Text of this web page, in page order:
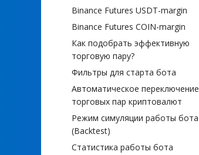
Binance Futures USDT-margin
Binance Futures COIN-margin
Как подобрать эффективную
торговую пару?
Фильтры для старта бота
Автоматическое переключение
торговых пар криптовалют
Режим симуляции работы бота
(Backtest)
Статистика работы бота